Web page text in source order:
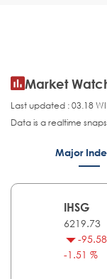
Market
Last updated : 03.18
Data is a realtime
Major
IHSG
6219.73
-95.58
-1.51 %